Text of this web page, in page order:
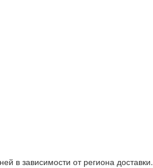
в зависимости от региона доставки.